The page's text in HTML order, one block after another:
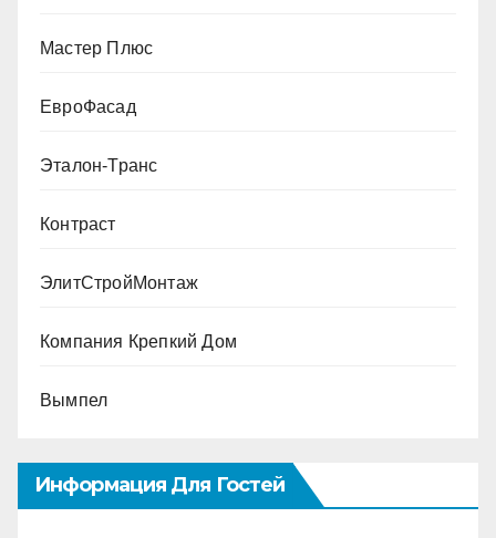
Мастер Плюс
ЕвроФасад
Эталон-Транс
Контраст
ЭлитСтройМонтаж
Компания Крепкий Дом
Вымпел
Информация Для Гостей